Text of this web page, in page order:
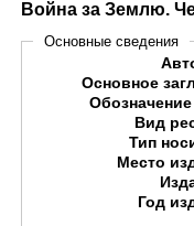
Война за Землю.
Основные сведения
Основное
Вид
Тип
Место
Год